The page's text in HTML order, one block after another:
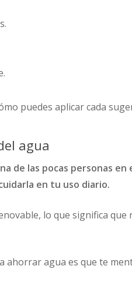
puedes aplicar cada
agua
de las pocas personas
en tu uso diario.
lo que significa
agua es que te